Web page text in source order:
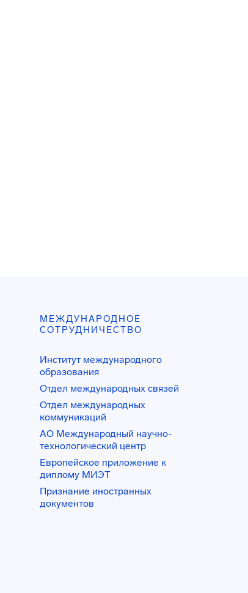
МЕЖДУНАРОДНОЕ
СОТРУДНИЧЕСТВО
Институт международного
образования
Отдел международных связей
Отдел международных
коммуникаций
АО Международный научно-
технологический центр
Европейское приложение к
диплому МИЭТ
Признание иностранных
документов